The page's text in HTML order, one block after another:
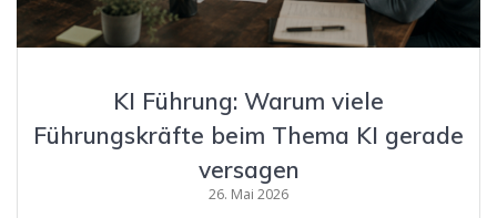
KI Führung: Warum viele
Führungskräfte beim Thema KI gerade
versagen
26. Mai 2026